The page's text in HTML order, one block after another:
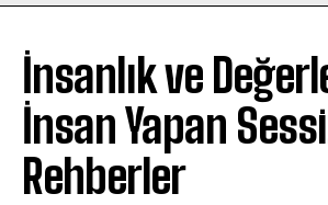
İnsanlık ve
İnsan Yapan
Rehberler